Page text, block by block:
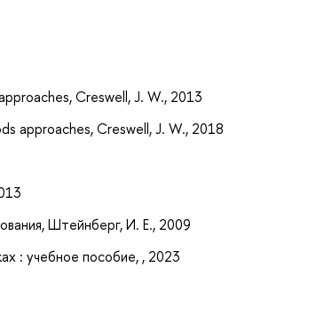
Creswell, J. W., 2013
approaches, Creswell, J. W., 2018
Штейнберг, И. Е., 2009
: учебное пособие, , 2023